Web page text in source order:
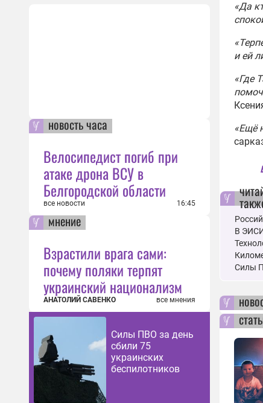
новость часа
Велосипедист погиб при
атаке дрона ВСУ в
Белгородской области
все новости 16:45
мнение
Взрастили врага сами:
почему поляки терпят
украинский национализм
АНАТОЛИЙ САВЕНКО все мнения
Силы ПВО за день
сбили 75
украинских
беспилотников
«Да
и ей
«Где
«Ещё
В
Силы